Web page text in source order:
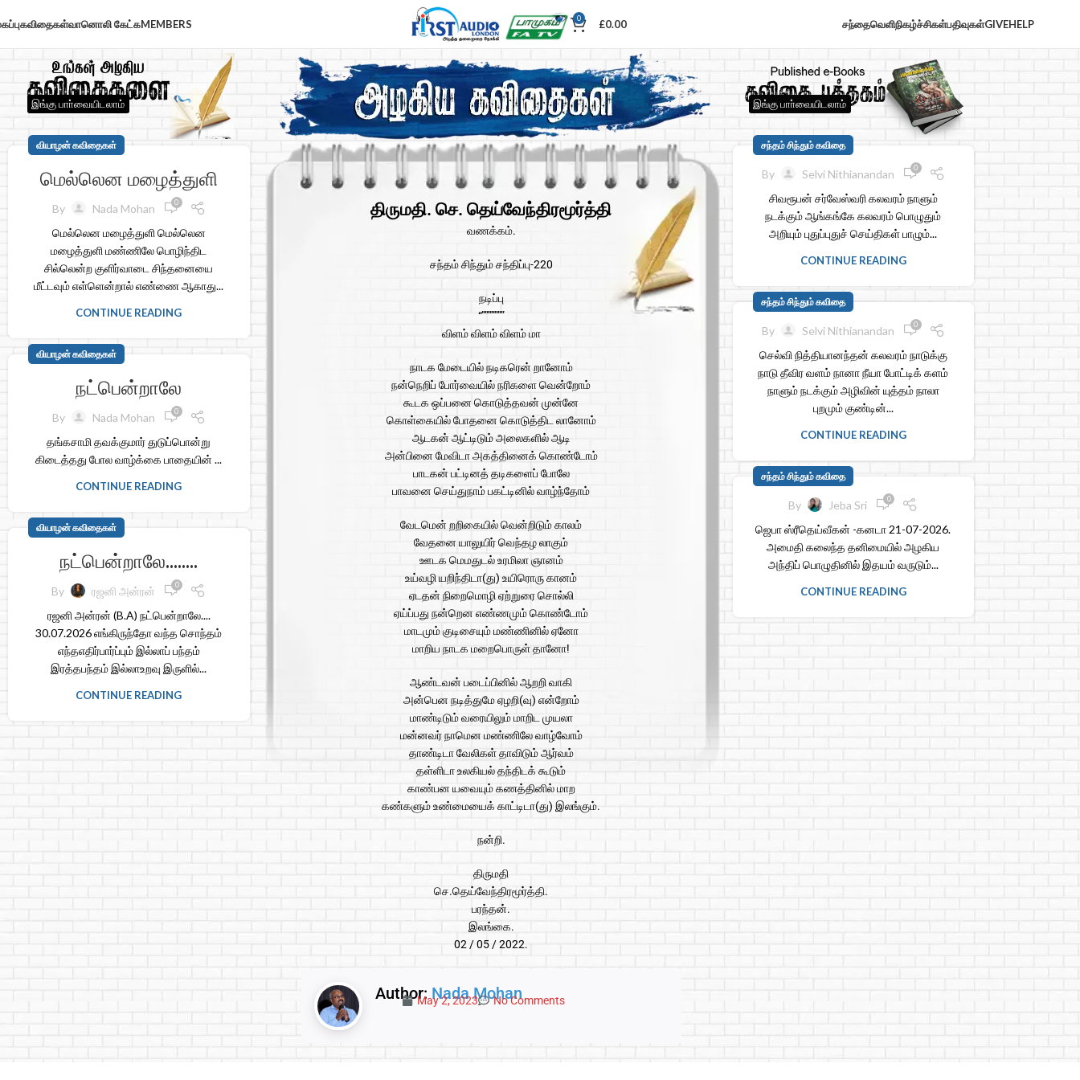
கவிதைகள்வானொலி கேட்கMEMBERS 0 £0.00 சந்தைவெளிநிகழ்ச்சிகள்பதிவுகள்GIVEHELP
இங்கு பாா்வையிடலாம் இங்கு பாா்வையிடலாம்
வியாழன் கவிதைகள்
மெல்லென மழைத்துளி
By Nada Mohan 0
மெல்லென மழைத்துளி மெல்லென
மழைத்துளி மண்ணிலே பொழிந்திட
சில்லென்ற குளிர்வாடை சிந்தனையை
மீட்டவும் எள்ளென்றால் எண்ணை ஆகாது...
CONTINUE READING
வியாழன் கவிதைகள்
நட்பென்றாலே
By Nada Mohan 0
தங்கசாமி தவக்குமார் துடுப்பொன்று
கிடைத்தது போல வாழ்க்கை பாதையின் ...
CONTINUE READING
வியாழன் கவிதைகள்
நட்பென்றாலே……..
By ரஜனி அன்ரன் 0
ரஜனி அன்ரன் (B.A) நட்பென்றாலே....
30.07.2026 எங்கிருந்தோ வந்த சொந்தம்
எந்தஎதிர்பார்ப்பும் இல்லாப் பந்தம்
இரத்தபந்தம் இல்லாஉறவு இருளில்...
CONTINUE READING
திருமதி. செ. தெய்வேந்திரமூர்த்தி
வணக்கம்.
சந்தம் சிந்தும் சந்திப்பு-220
நடிப்பு
“”””””””
விளம் விளம் விளம் மா
நாடக மேடையில் நடிகரென் றானோம்
நன்நெறிப் போர்வையில் நரிகளை வென்றோம்
கூடக ஒப்பனை கொடுத்தவன் முன்னே
கொள்கையில் போதனை கொடுத்திட லானோம்
ஆடகன் ஆட்டிடும் அலைகளில் ஆடி
அன்பினை மேவிடா அகத்தினைக் கொண்டோம்
பாடகன் பட்டினத் தடிகளைப் போலே
பாவனை செய்துநாம் பகட்டினில் வாழ்ந்தோம்
வேடமென் றறிகையில் வென்றிடும் காலம்
வேதனை யாலுயிர் வெந்தழ லாகும்
ஊடக மெமதுடல் உரமிலா ஞானம்
உய்வழி யறிந்திடா(து) உயிரொரு கானம்
ஏடதன் நிறைமொழி ஏற்றுரை சொல்லி
ஏய்ப்பது நன்றென எண்ணமும் கொண்டோம்
மாடமும் குடிசையும் மண்ணினில் ஏனோ
மாறிய நாடக மறைபொருள் தானோ!
ஆண்டவன் படைப்பினில் ஆறறி வாகி
அன்பென நடித்துமே ஏழறி(வு) என்றோம்
மாண்டிடும் வரையிலும் மாறிட முயலா
மன்னவர் நாமென மண்ணிலே வாழ்வோம்
தாண்டிடா வேலிகள் தாவிடும் ஆர்வம்
தள்ளிடா உலகியல் தந்திடக் கூடும்
காண்பன யவையும் கணத்தினில் மாற
கண்களும் உண்மையைக் காட்டிடா(து) இலங்கும்.
நன்றி.
திருமதி
செ.தெய்வேந்திரமூர்த்தி.
பரந்தன்.
இலங்கை.
02 / 05 / 2022.
Author:Nada Mohan
May 2, 2023 No Comments
சந்தம் சிந்தும் கவிதை
By Selvi Nithianandan 0
சிவரூபன் சர்வேஸ்வரி கலவரம் நாளும்
நடக்கும் ஆங்கங்கே கலவரம் பொழுதும்
அறியும் புதுப்புதுச் செய்திகள் பாழும்...
CONTINUE READING
சந்தம் சிந்தும் கவிதை
By Selvi Nithianandan 0
செல்வி நித்தியானந்தன் கலவரம் நாடுக்கு
நாடு தீவிர வளம் நானா நீயா போட்டிக் களம்
நாளும் நடக்கும் அழிவின் யுத்தம் நாலா
புறமும் குண்டின்...
CONTINUE READING
சந்தம் சிந்தும் கவிதை
By Jeba Sri 0
ஜெபா ஸ்ரீதெய்வீகன் -கனடா 21-07-2026.
அமைதி கலைந்த தனிமையில் அழகிய
அந்திப் பொழுதினில் இதயம் வருடும்...
CONTINUE READING